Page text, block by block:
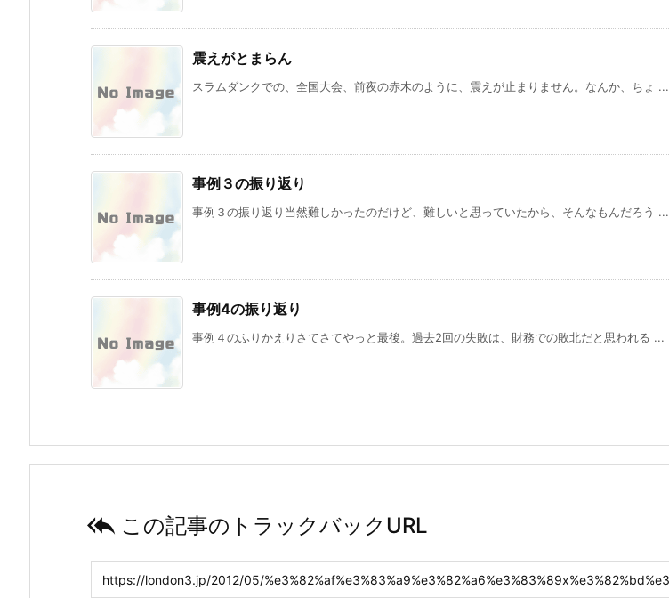
震えがとまらん
スラムダンクでの、全国大会、前夜の赤木のように、震えが止まりません。なんか、ちょ ...
事例３の振り返り
事例３の振り返り当然難しかったのだけど、難しいと思っていたから、そんなもんだろう ...
事例4の振り返り
事例４のふりかえりさてさてやっと最後。過去2回の失敗は、財務での敗北だと思われる ...
 この記事のトラックバックURL